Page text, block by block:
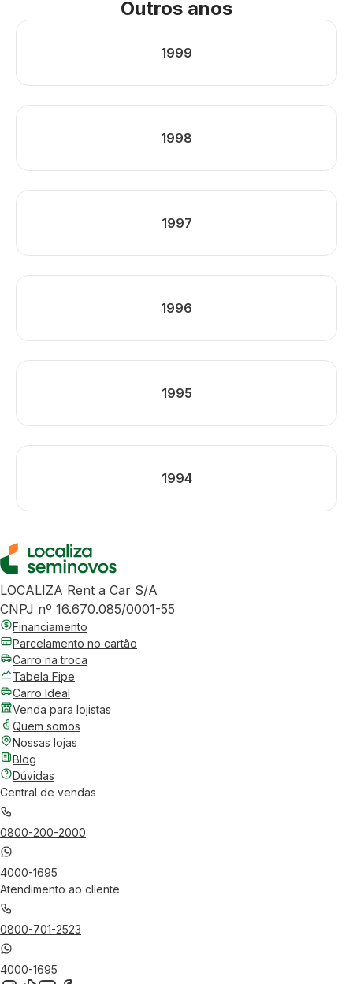
Outros anos
1999
1998
1997
1996
1995
1994
LOCALIZA Rent a Car S/A
CNPJ nº 16.670.085/0001-55
Financiamento
Parcelamento no cartão
Carro na troca
Tabela Fipe
Carro Ideal
Venda para lojistas
Quem somos
Nossas lojas
Blog
Dúvidas
Central de vendas
0800-200-2000
4000-1695
Atendimento ao cliente
0800-701-2523
4000-1695